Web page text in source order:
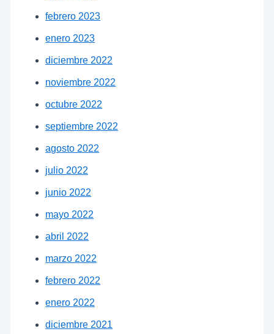
febrero 2023
enero 2023
diciembre 2022
noviembre 2022
octubre 2022
septiembre 2022
agosto 2022
julio 2022
junio 2022
mayo 2022
abril 2022
marzo 2022
febrero 2022
enero 2022
diciembre 2021